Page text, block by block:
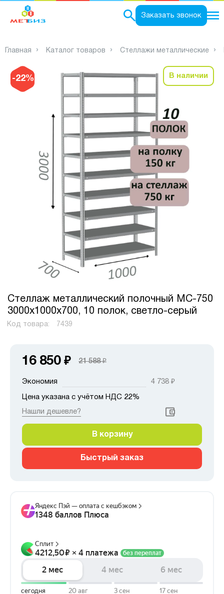
Заказать звонок
Главная Каталог товаров Стеллажи металлические
-22% В наличии
Стеллаж металлический полочный МС-750
3000х1000х700, 10 полок, светло-серый
Код товара: 7439
16 850 ₽ 21 588₽
Экономия 4 738 ₽
Цена указана с учётом НДС 22%
Нашли дешевле?
В корзину
Быстрый заказ